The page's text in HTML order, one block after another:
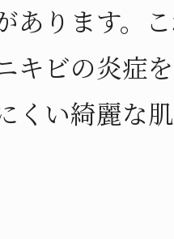
あります。
キビの炎症
くい綺麗な